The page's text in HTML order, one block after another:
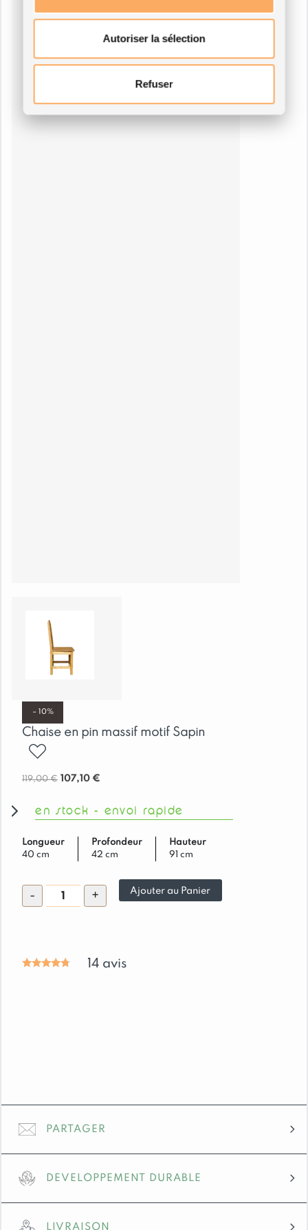
Autoriser la sélection
Refuser
Chaise en pin massif motif Sapin
ajouter
– 10%
119,00€ Le
initial
119,00 €.
107,10 €
actuel
107,10 €.
en stock - envoi rapide
Longueur
40 cm
Profondeur
42 cm
Hauteur
91 cm
-
quantité
de
pin
+ Ajouter au Panier
14 avis
PARTAGER
DEVELOPPEMENT DURABLE
LIVRAISON